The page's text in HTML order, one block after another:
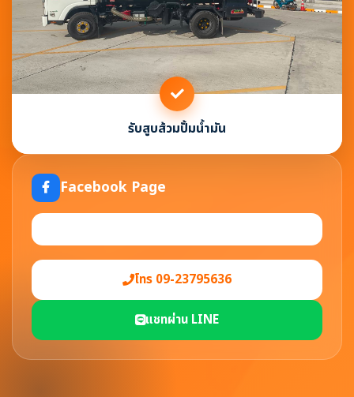
รับสูบส้วมปั้มน้ำมัน
Facebook Page
โทร 09-23795636
แชทผ่าน LINE